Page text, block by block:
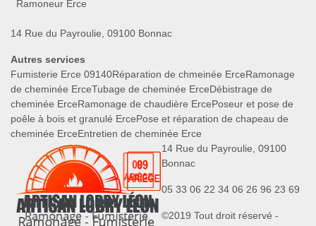
Ramoneur Erce
14 Rue du Payroulie, 09100 Bonnac
Autres services
Fumisterie Erce 09140Réparation de chmeinée ErceRamonage
de cheminée ErceTubage de cheminée ErceDébistrage de
cheminée ErceRamonage de chaudière ErcePoseur et pose de
poêle à bois et granulé ErcePose et réparation de chapeau de
cheminée ErceEntretien de cheminée Erce
14 Rue du Payroulie, 09100
Bonnac
05 33 06 22 34 06 26 96 23 69
©2019 Tout droit réservé -